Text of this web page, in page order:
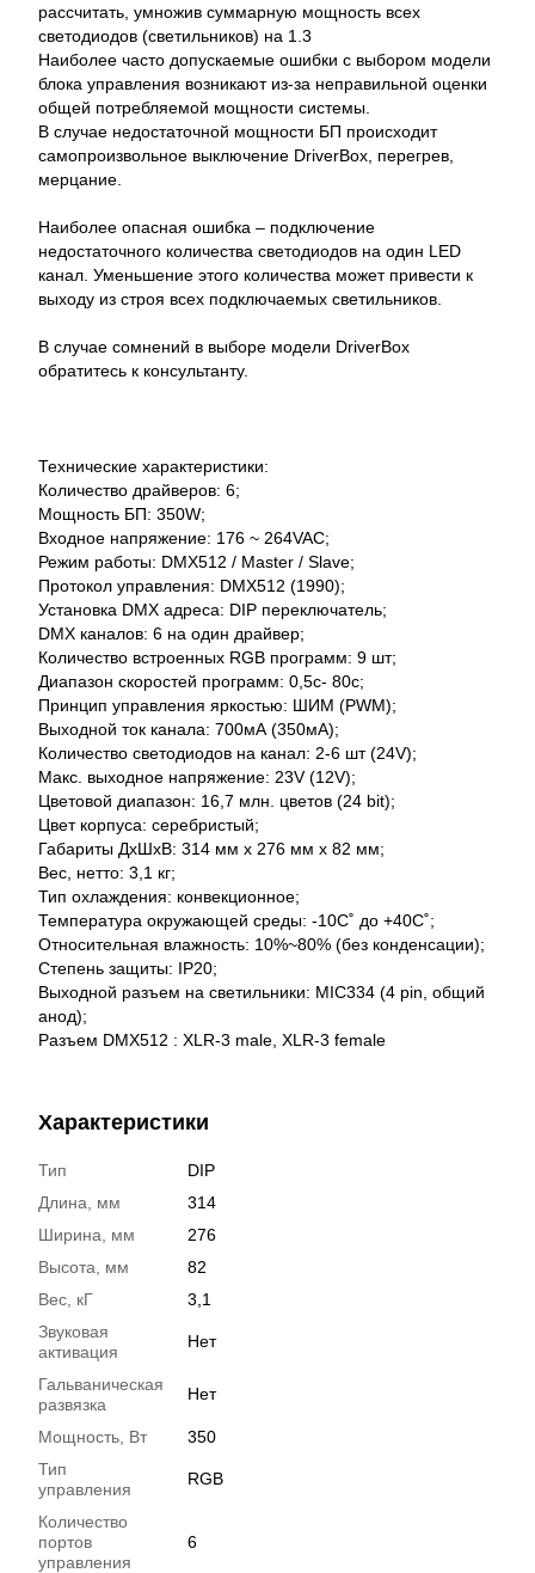
рассчитать, умножив суммарную мощность всех
светодиодов (светильников) на 1.3
Наиболее часто допускаемые ошибки с выбором модели
блока управления возникают из-за неправильной оценки
общей потребляемой мощности системы.
В случае недостаточной мощности БП происходит
самопроизвольное выключение DriverBox, перегрев,
мерцание.
Наиболее опасная ошибка – подключение
недостаточного количества светодиодов на один LED
канал. Уменьшение этого количества может привести к
выходу из строя всех подключаемых светильников.
В случае сомнений в выборе модели DriverBox
обратитесь к консультанту.
Технические характеристики:
Количество драйверов: 6;
Мощность БП: 350W;
Входное напряжение: 176 ~ 264VAC;
Режим работы: DMX512 / Master / Slave;
Протокол управления: DMX512 (1990);
Установка DMX адреса: DIP переключатель;
DMX каналов: 6 на один драйвер;
Количество встроенных RGB программ: 9 шт;
Диапазон скоростей программ: 0,5c- 80c;
Принцип управления яркостью: ШИМ (PWM);
Выходной ток канала: 700мА (350мА);
Количество светодиодов на канал: 2-6 шт (24V);
Макс. выходное напряжение: 23V (12V);
Цветовой диапазон: 16,7 млн. цветов (24 bit);
Цвет корпуса: серебристый;
Габариты ДхШхВ: 314 мм х 276 мм х 82 мм;
Вес, нетто: 3,1 кг;
Тип охлаждения: конвекционное;
Температура окружающей среды: -10С˚ до +40С˚;
Относительная влажность: 10%~80% (без конденсации);
Степень защиты: IP20;
Выходной разъем на светильники: MIC334 (4 pin, общий
анод);
Разъем DMX512 : XLR-3 male, XLR-3 female
Характеристики
Тип
DIP
Длина, мм
314
Ширина, мм
276
Высота, мм
82
Вес, кГ
3,1
Звуковая
активация
Нет
Гальваническая
развязка
Нет
Мощность, Вт
350
Тип
управления
RGB
Количество
портов
управления
6